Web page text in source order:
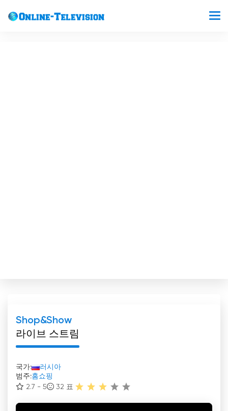
Shop&Show
라이브 스트림
국가:
러시아
범주:홈쇼핑
2.7 - 5
32 표